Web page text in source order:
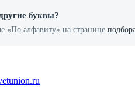
буквы?
«По алфавиту» на странице